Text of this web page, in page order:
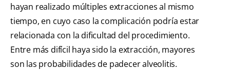
hayan realizado múltiples extracciones al mismo
tiempo, en cuyo caso la complicación podría estar
relacionada con la dificultad del procedimiento.
Entre más difícil haya sido la extracción, mayores
son las probabilidades de padecer alveolitis.